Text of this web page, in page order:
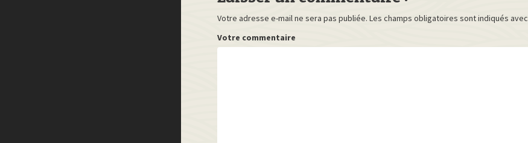
Votre adresse e-mail ne sera pas publiée. Les champs obligatoires sont indiqués avec
Votre commentaire